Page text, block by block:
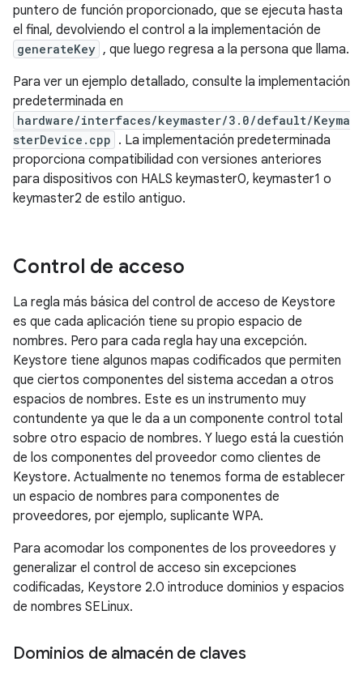
puntero de función proporcionado, que se ejecuta hasta
el final, devolviendo el control a la implementación de
generateKey , que luego regresa a la persona que llama.
Para ver un ejemplo detallado, consulte la implementación
predeterminada en
hardware/interfaces/keymaster/3.0/default/Keyma
sterDevice.cpp . La implementación predeterminada
proporciona compatibilidad con versiones anteriores
para dispositivos con HALS keymaster0, keymaster1 o
keymaster2 de estilo antiguo.
Control de acceso
La regla más básica del control de acceso de Keystore
es que cada aplicación tiene su propio espacio de
nombres. Pero para cada regla hay una excepción.
Keystore tiene algunos mapas codificados que permiten
que ciertos componentes del sistema accedan a otros
espacios de nombres. Este es un instrumento muy
contundente ya que le da a un componente control total
sobre otro espacio de nombres. Y luego está la cuestión
de los componentes del proveedor como clientes de
Keystore. Actualmente no tenemos forma de establecer
un espacio de nombres para componentes de
proveedores, por ejemplo, suplicante WPA.
Para acomodar los componentes de los proveedores y
generalizar el control de acceso sin excepciones
codificadas, Keystore 2.0 introduce dominios y espacios
de nombres SELinux.
Dominios de almacén de claves